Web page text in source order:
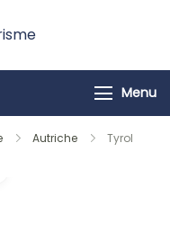
Tourisme
Menu
Autriche
Tyrol